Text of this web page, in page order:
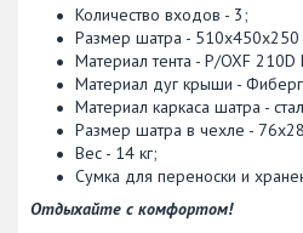
Количество входов - 3;
Размер шатра - 510х450х250
Материал тента - P/OXF
Материал дуг крыши -
Материал каркаса шатра -
Размер шатра в чехле -
Вес - 14 кг;
Сумка для переноски и
Отдыхайте с комфортом!